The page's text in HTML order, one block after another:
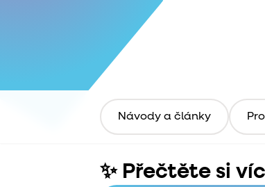
Návody a články
✨ Přečtěte si